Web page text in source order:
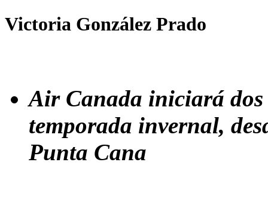
Victoria González Prado
Air Canada iniciará dos
temporada invernal,
Punta Cana